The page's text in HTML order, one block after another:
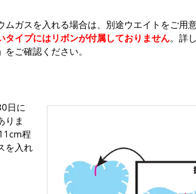
ガスを入れる場合は、別途ウエイトをご用意
タイプにはリボンが付属しておりません。詳
をご確認ください。
日に
りま
程
を入れ